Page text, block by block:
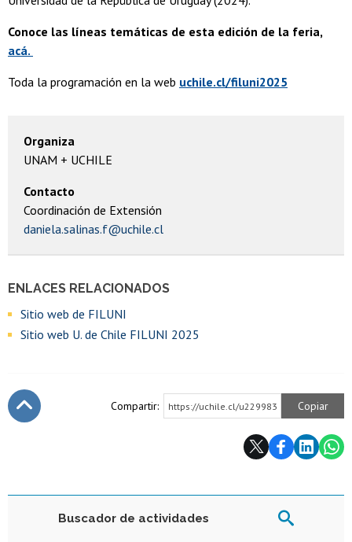
ENLACES RELACIONADOS
Sitio web de FILUNI
Sitio web U. de Chile FILUNI 2025
Conoce las líneas temáticas de esta edición de la feria,
acá.
Toda la programación en la web uchile.cl/filuni2025
Organiza
UNAM + UCHILE
Contacto
Coordinación de Extensión
daniela.salinas.f@uchile.cl
Compartir: https://uchile.cl/u229983 Copiar
Buscador de actividades